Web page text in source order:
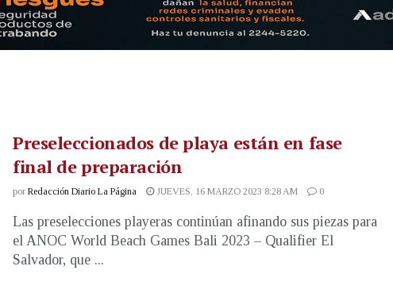
Preseleccionados de playa están en fase
final de preparación
por Redacción Diario La Página JUEVES, 16 MARZO 2023 8:28 AM 0
Las preselecciones playeras continúan afinando sus piezas para
el ANOC World Beach Games Bali 2023 – Qualifier El
Salvador, que ...